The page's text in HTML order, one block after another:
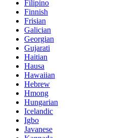
Filipino
Finnish
Frisian
Galician
Georgian
Gujarati
Haitian
Hausa
Hawaiian
Hebrew
Hmong
Hungarian
Icelandic
Igbo
Javanese